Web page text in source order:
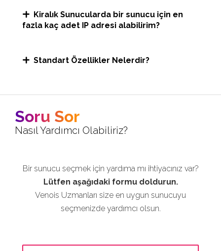
Kiralık Sunucularda bir sunucu için en
fazla kaç adet IP adresi alabilirim?
Standart Özellikler Nelerdir?
Soru Sor
Nasıl Yardımcı Olabiliriz?
Bir sunucu seçmek için yardıma mı ihtiyacınız var?
Lütfen aşağıdaki formu doldurun.
Venois Uzmanları size en uygun sunucuyu
seçmenizde yardımcı olsun.